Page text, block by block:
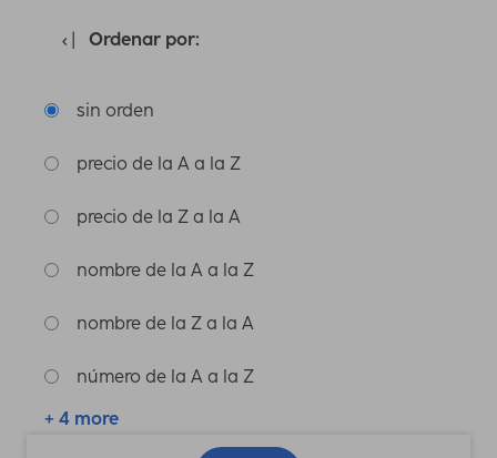
Ordenar por:
sin orden
precio de la A a la Z
precio de la Z a la A
nombre de la A a la Z
nombre de la Z a la A
número de la A a la Z
+ 4 more